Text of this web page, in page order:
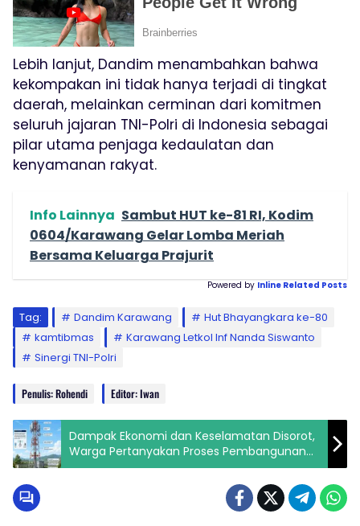
Lebih lanjut, Dandim menambahkan bahwa
kekompakan ini tidak hanya terjadi di tingkat
daerah, melainkan cerminan dari komitmen
seluruh jajaran TNI-Polri di Indonesia sebagai
pilar utama penjaga kedaulatan dan
kenyamanan rakyat.
Info Lainnya Sambut HUT ke-81 RI, Kodim
0604/Karawang Gelar Lomba Meriah
Bersama Keluarga Prajurit
Powered by Inline Related Posts
Tag: Dandim Karawang
Hut Bhayangkara ke-80
kamtibmas
Karawang Letkol Inf Nanda Siswanto
Sinergi TNI-Polri
Penulis: Rohendi Editor: Iwan
Dampak Ekonomi dan Keselamatan Disorot,
Warga Pertanyakan Proses Pembangunan
Tower BTS di Soreang